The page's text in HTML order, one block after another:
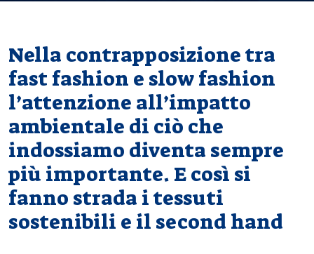
Nella contrapposizione tra
fast fashion e slow fashion
l’attenzione all’impatto
ambientale di ciò che
indossiamo diventa sempre
più importante. E così si
fanno strada i tessuti
sostenibili e il second hand